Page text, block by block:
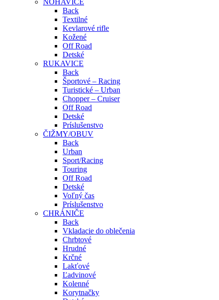
Back
Textilné
Kevlarové rifle
Kožené
Off Road
Detské
RUKAVICE
Back
Športové – Racing
Turistické – Urban
Chopper – Cruiser
Off Road
Detské
Príslušenstvo
ČIŽMY/OBUV
Back
Urban
Sport/Racing
Touring
Off Road
Detské
Voľný čas
Príslušenstvo
CHRÁNIČE
Back
Vkladacie do oblečenia
Chrbtové
Hrudné
Krčné
Lakťové
Ľadvinové
Kolenné
Korytnačky